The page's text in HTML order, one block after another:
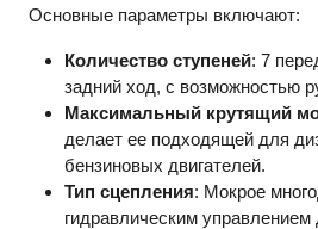
Основные параметры включают:
Количество ступеней: 7
задний ход, с возможностью
Максимальный крутящий
делает ее подходящей для
бензиновых двигателей.
Тип сцепления: Мокрое
гидравлическим